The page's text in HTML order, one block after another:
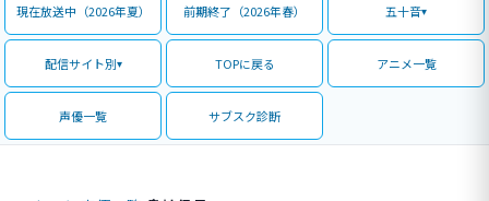
現在放送中（2026年夏） 前期終了（2026年春） 五十音
配信サイト別 TOPに戻る アニメ一覧
声優一覧 サブスク診断